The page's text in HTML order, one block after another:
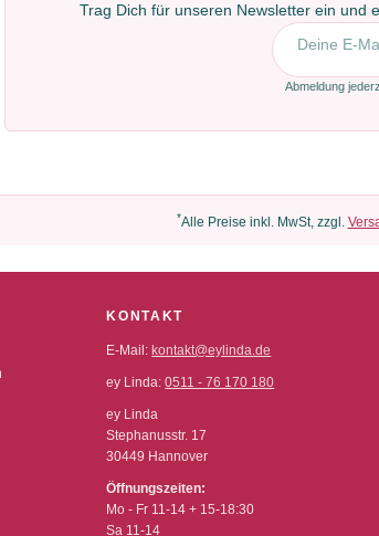
Trag Dich für unseren Newsletter ein und
E-Mail-Adresse
Abmeldung
*Alle Preise inkl. MwSt, zzgl.
KONTAKT
E-Mail: kontakt@eylinda.de
ey Linda:0511 - 76 170 180
ey Linda
Stephanusstr. 17
30449 Hannover
Öffnungszeiten:
Mo - Fr 11-14 + 15-18:30
Sa 11-14